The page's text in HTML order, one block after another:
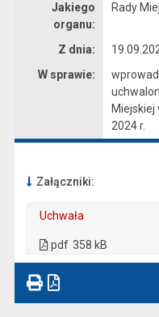
Jakiego
organu:
Rady
Z dnia:
W sprawie:
Miejskiej
2024 r.
Załączniki:
Uchwała
pdf 358 kB